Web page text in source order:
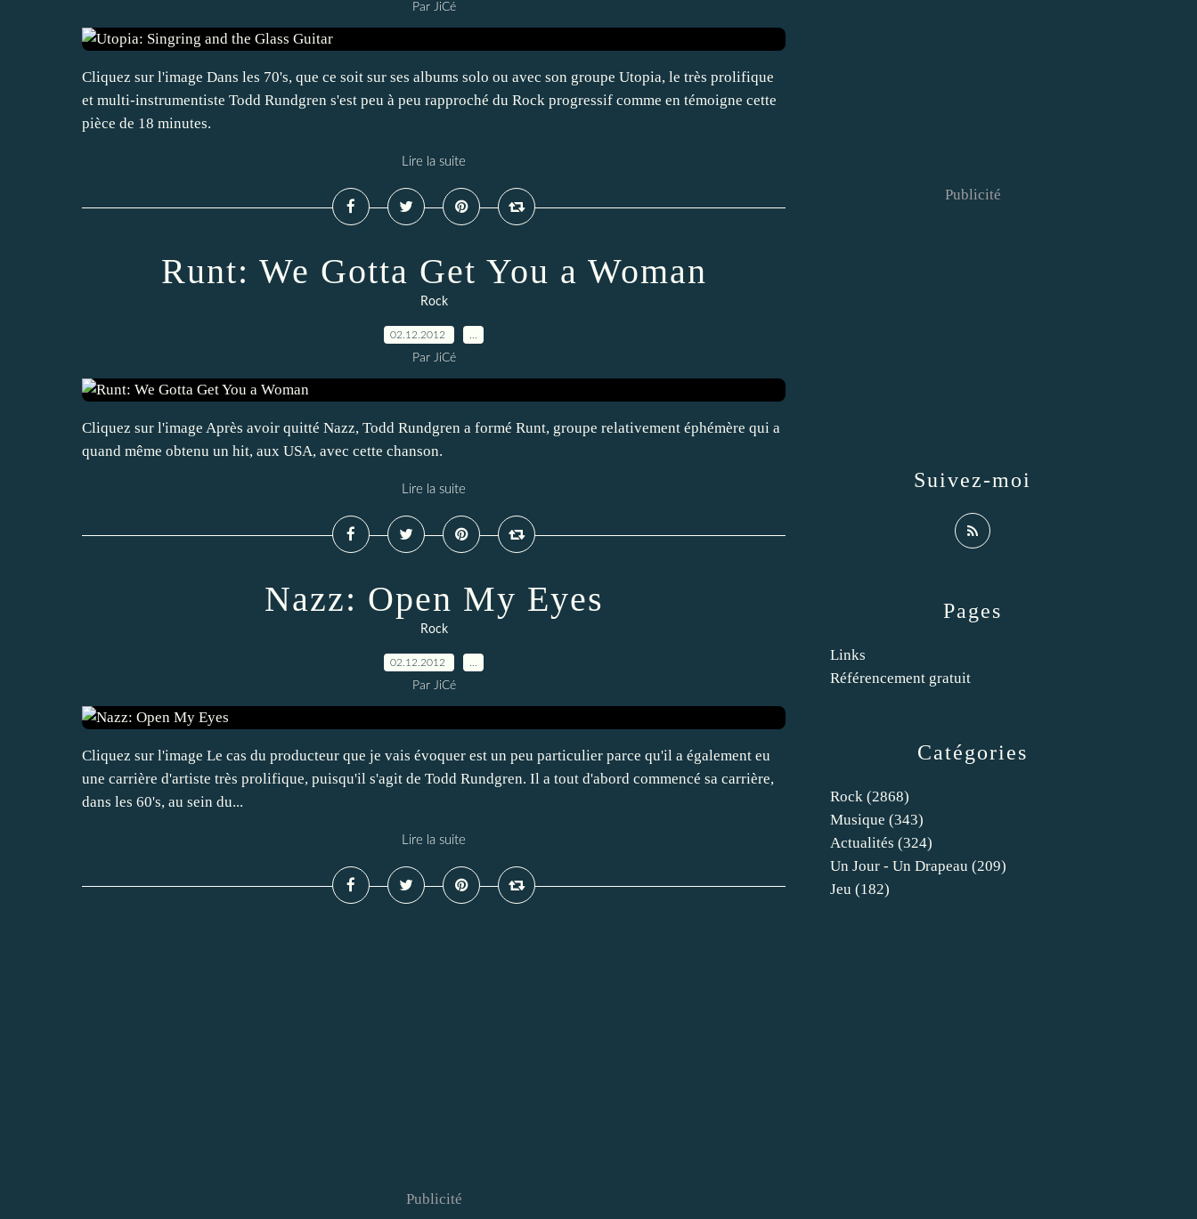
Par JiCé
Cliquez sur l'image Dans les 70's, que ce soit sur ses albums solo ou avec son groupe Utopia, le très prolifique
et multi-instrumentiste Todd Rundgren s'est peu à peu rapproché du Rock progressif comme en témoigne cette
pièce de 18 minutes.
Lire la suite
Runt: We Gotta Get You a Woman
Rock
02.12.2012
Par JiCé
Cliquez sur l'image Après avoir quitté Nazz, Todd Rundgren a formé Runt, groupe relativement éphémère qui a
quand même obtenu un hit, aux USA, avec cette chanson.
Lire la suite
Nazz: Open My Eyes
Rock
02.12.2012
Par JiCé
Cliquez sur l'image Le cas du producteur que je vais évoquer est un peu particulier parce qu'il a également eu
une carrière d'artiste très prolifique, puisqu'il s'agit de Todd Rundgren. Il a tout d'abord commencé sa carrière,
dans les 60's, au sein du...
Lire la suite
Publicité
Catégories
Rock (2868)
Musique (343)
Actualités (324)
Un Jour - Un Drapeau (209)
Jeu (182)
Pages
Links
Référencement gratuit
Suivez-moi
Publicité